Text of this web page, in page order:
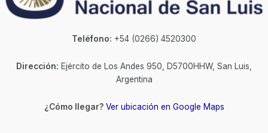
Teléfono: +54 (0266) 4520300
Dirección: Ejército de Los Andes 950, D5700HHW, San Luis,
Argentina
¿Cómo llegar? Ver ubicación en Google Maps